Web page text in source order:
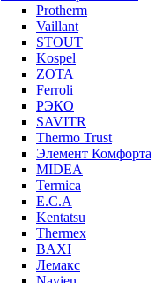
Protherm
Vaillant
STOUT
Kospel
ZOTA
Ferroli
РЭКО
SAVITR
Thermo Trust
Элемент Комфорта
MIDEA
Termica
E.C.A
Kentatsu
Thermex
BAXI
Лемакс